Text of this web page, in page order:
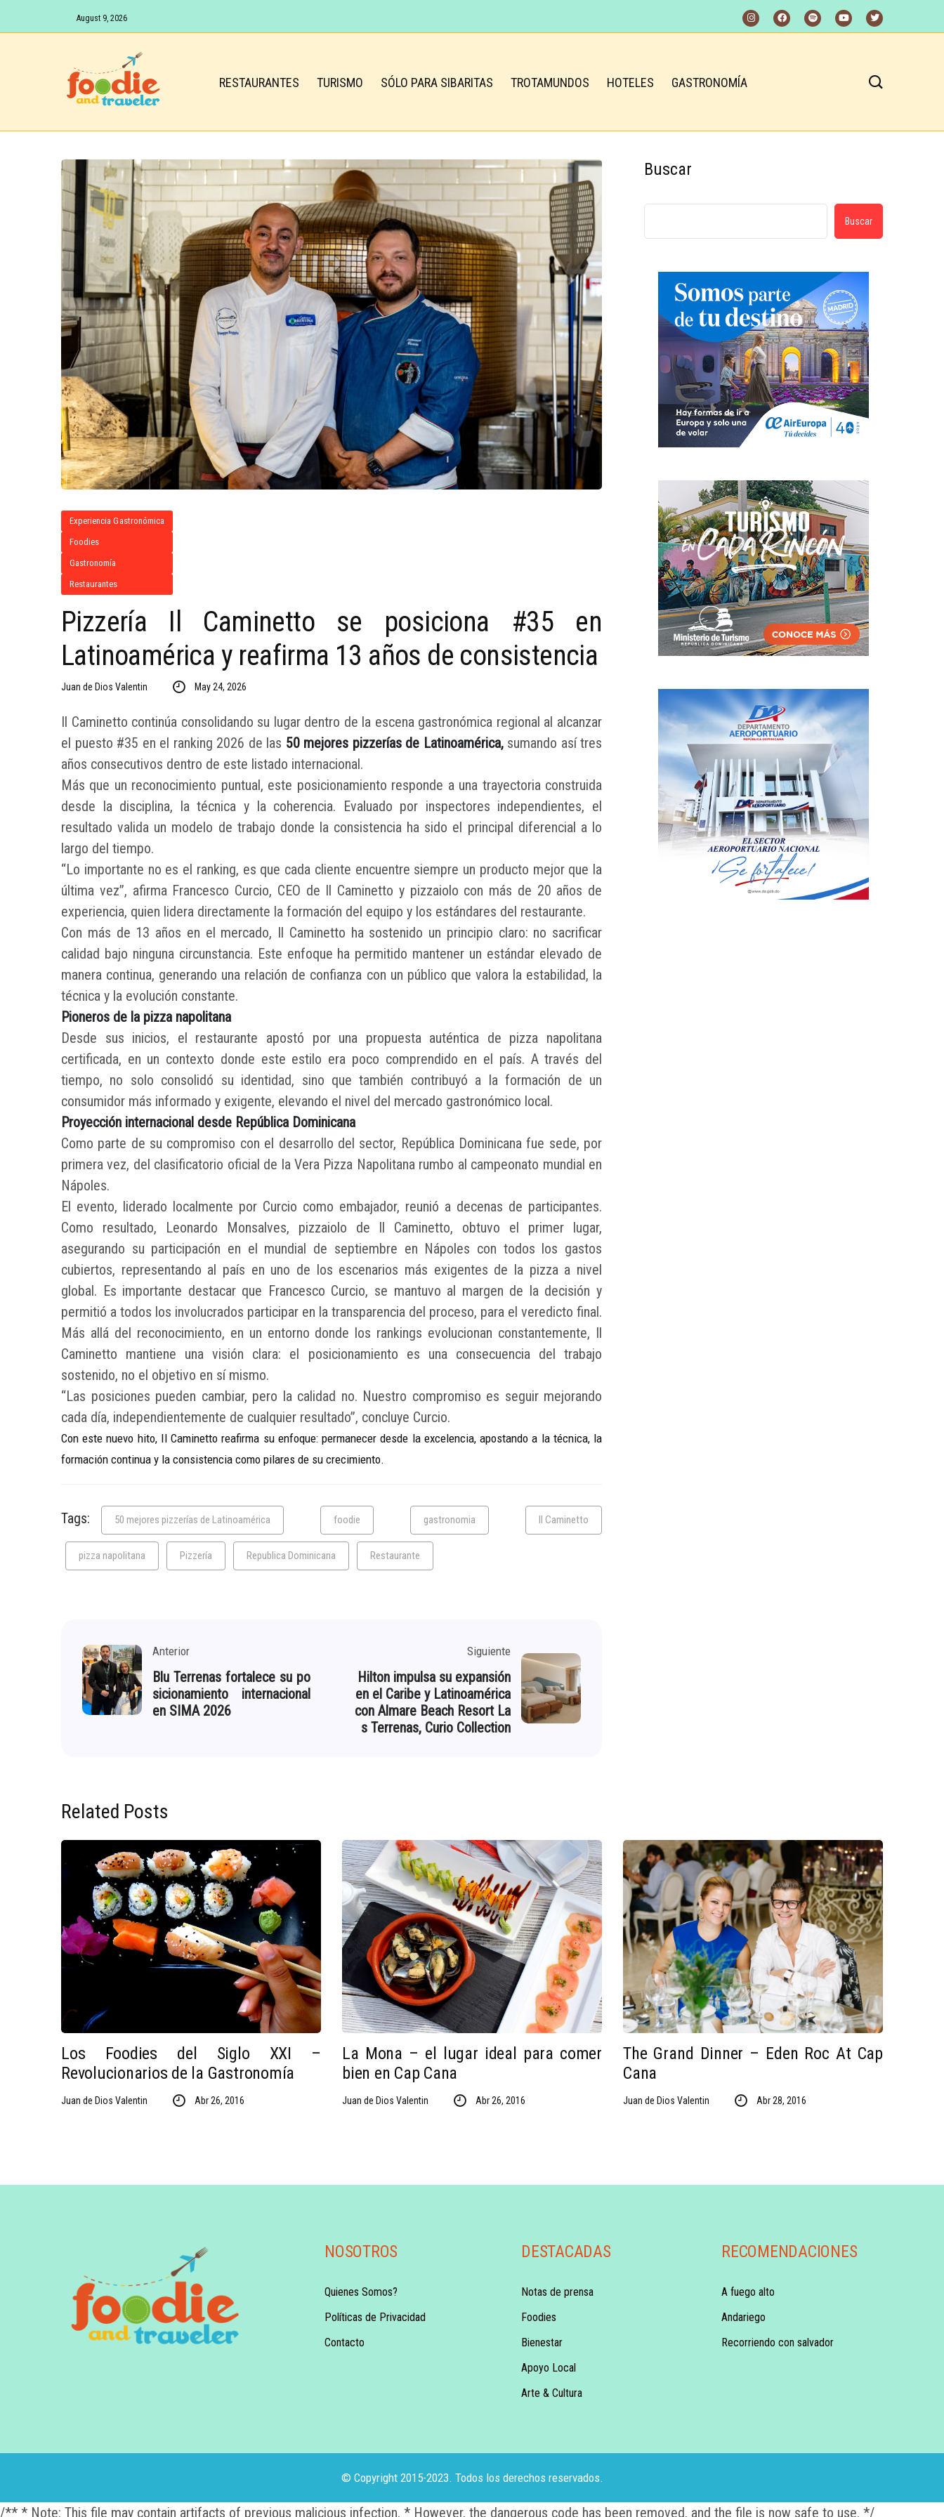
August 9, 2026
RESTAURANTES TURISMO SÓLO PARA SIBARITAS TROTAMUNDOS HOTELES GASTRONOMÍA
Experiencia Gastronómica
Foodies
Gastronomía
Restaurantes
Pizzería Il Caminetto se posiciona #35 en
Latinoamérica y reafirma 13 años de consistencia
Juan de Dios Valentin May 24, 2026
Il Caminetto continúa consolidando su lugar dentro de la escena gastronómica regional al alcanzar
el puesto #35 en el ranking 2026 de las 50 mejores pizzerías de Latinoamérica,sumando así tres
años consecutivos dentro de este listado internacional.
Más que un reconocimiento puntual, este posicionamiento responde a una trayectoria construida
desde la disciplina, la técnica y la coherencia. Evaluado por inspectores independientes, el
resultado valida un modelo de trabajo donde la consistencia ha sido el principal diferencial a lo
largo del tiempo.
“Lo importante no es el ranking, es que cada cliente encuentre siempre un producto mejor que la
última vez”, afirma Francesco Curcio, CEO de Il Caminetto y pizzaiolo con más de 20 años de
experiencia, quien lidera directamente la formación del equipo y los estándares del restaurante.
Con más de 13 años en el mercado, Il Caminetto ha sostenido un principio claro: no sacrificar
calidad bajo ninguna circunstancia. Este enfoque ha permitido mantener un estándar elevado de
manera continua, generando una relación de confianza con un público que valora la estabilidad, la
técnica y la evolución constante.
Pioneros de la pizza napolitana
Desde sus inicios, el restaurante apostó por una propuesta auténtica de pizza napolitana
certificada, en un contexto donde este estilo era poco comprendido en el país. A través del
tiempo, no solo consolidó su identidad, sino que también contribuyó a la formación de un
consumidor más informado y exigente, elevando el nivel del mercado gastronómico local.
Proyección internacional desde República Dominicana
Como parte de su compromiso con el desarrollo del sector, República Dominicana fue sede, por
primera vez, del clasificatorio oficial de la Vera Pizza Napolitana rumbo al campeonato mundial en
Nápoles.
El evento, liderado localmente por Curcio como embajador, reunió a decenas de participantes.
Como resultado, Leonardo Monsalves, pizzaiolo de Il Caminetto, obtuvo el primer lugar,
asegurando su participación en el mundial de septiembre en Nápoles con todos los gastos
cubiertos, representando al país en uno de los escenarios más exigentes de la pizza a nivel
global. Es importante destacar que Francesco Curcio, se mantuvo al margen de la decisión y
permitió a todos los involucrados participar en la transparencia del proceso, para el veredicto final.
Más allá del reconocimiento, en un entorno donde los rankings evolucionan constantemente, Il
Caminetto mantiene una visión clara: el posicionamiento es una consecuencia del trabajo
sostenido, no el objetivo en sí mismo.
“Las posiciones pueden cambiar, pero la calidad no. Nuestro compromiso es seguir mejorando
cada día, independientemente de cualquier resultado”, concluye Curcio.
Con este nuevo hito, Il Caminetto reafirma su enfoque: permanecer desde la excelencia, apostando a la técnica, la
formación continua y la consistencia como pilares de su crecimiento.
Tags: 50 mejores pizzerías de Latinoamérica foodie gastronomia Il Caminetto
pizza napolitana Pizzería Republica Dominicana Restaurante
Anterior
Blu Terrenas fortalece su po
sicionamiento internacional
en SIMA 2026
Siguiente
Hilton impulsa su expansión
en el Caribe y Latinoamérica
con Almare Beach Resort La
s Terrenas, Curio Collection
Buscar
Buscar
Related Posts
Los Foodies del Siglo XXI –
Revolucionarios de la Gastronomía
Juan de Dios Valentin Abr 26, 2016
La Mona – el lugar ideal para comer
bien en Cap Cana
Juan de Dios Valentin Abr 26, 2016
The Grand Dinner – Eden Roc At Cap
Cana
Juan de Dios Valentin Abr 28, 2016
NOSOTROS
Quienes Somos?
Políticas de Privacidad
Contacto
DESTACADAS
Notas de prensa
Foodies
Bienestar
Apoyo Local
Arte & Cultura
RECOMENDACIONES
A fuego alto
Andariego
Recorriendo con salvador
© Copyright 2015-2023. Todos los derechos reservados.
/** * Note: This file may contain artifacts of previous malicious infection. * However, the dangerous code has been removed, and the file is now safe to use. */